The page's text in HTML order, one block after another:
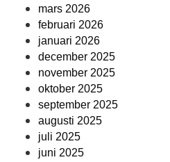
mars 2026
februari 2026
januari 2026
december 2025
november 2025
oktober 2025
september 2025
augusti 2025
juli 2025
juni 2025